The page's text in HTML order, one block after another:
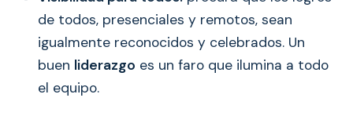
de todos, presenciales y remotos, sean
igualmente reconocidos y celebrados. Un
buen liderazgo es un faro que ilumina a todo
el equipo.